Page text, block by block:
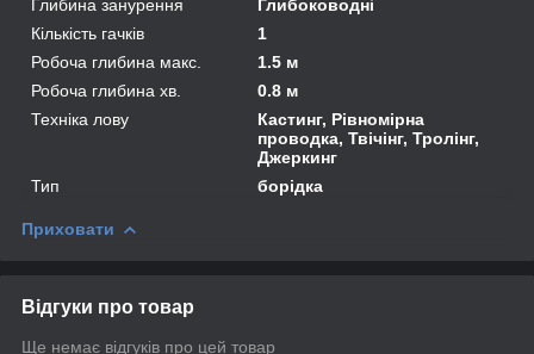
Глибина занурення
Глибоководні
Кількість гачків
1
Робоча глибина макс.
1.5 м
Робоча глибина хв.
0.8 м
Техніка лову
Кастинг, Рівномірна
проводка, Твічінг, Тролінг,
Джеркинг
Тип
борідка
Приховати
Відгуки про товар
Ще немає відгуків про цей товар